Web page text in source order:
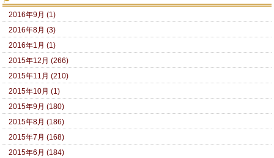
2016年9月 (1)
2016年8月 (3)
2016年1月 (1)
2015年12月 (266)
2015年11月 (210)
2015年10月 (1)
2015年9月 (180)
2015年8月 (186)
2015年7月 (168)
2015年6月 (184)